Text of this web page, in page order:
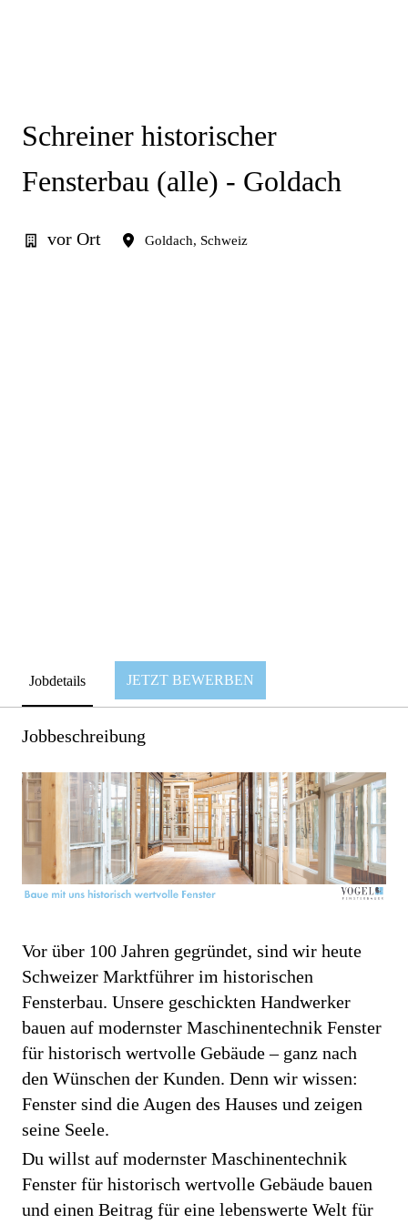
Schreiner historischer
Fensterbau (alle) - Goldach
vor Ort Goldach, Schweiz
Jobdetails JETZT BEWERBEN
Jobbeschreibung
Vor über 100 Jahren gegründet, sind wir heute
Schweizer Marktführer im historischen
Fensterbau. Unsere geschickten Handwerker
bauen auf modernster Maschinentechnik Fenster
für historisch wertvolle Gebäude – ganz nach
den Wünschen der Kunden. Denn wir wissen:
Fenster sind die Augen des Hauses und zeigen
seine Seele.
Du willst auf modernster Maschinentechnik
Fenster für historisch wertvolle Gebäude bauen
und einen Beitrag für eine lebenswerte Welt für